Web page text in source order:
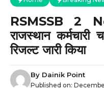
RSMSSB 2
राजस्थान कर्मचारी
रिजल्ट जारी किया
By Dainik Point
Published on: